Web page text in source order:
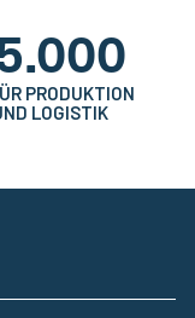
PRODUKTION
LOGISTIK